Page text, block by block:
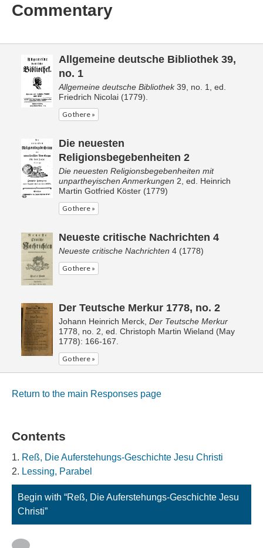
Commentary
Allgemeine deutsche Bibliothek 39,
no. 1
Allgemeine deutsche Bibliothek39, no. 1, ed.
Friedrich Nicolai (1779).
Go there »
Die neuesten
Religionsbegebenheiten 2
Die neuesten Religionsbegebenheiten mit
unpartheyischen Anmerkungen 2, ed. Heinrich
Martin Gotfried Köster (1779)
Go there »
Neueste critische Nachrichten 4
Neueste critische Nachrichten 4 (1778)
Go there »
Der Teutsche Merkur 1778, no. 2
Johann Heinrich Merck, Der Teutsche Merkur
1778, no. 2, ed. Christoph Martin Wieland (May
1778): 166-167.
Go there »
Return to the main Responses page
Contents
Reß, Die Auferstehungs-Geschichte Jesu Christi
Lessing, Parabel
Begin with “Reß, Die Auferstehungs-Geschichte Jesu
Christi”